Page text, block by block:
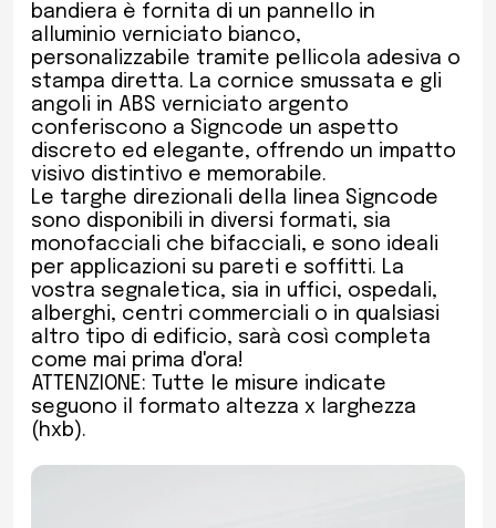
bandiera è fornita di un pannello in
alluminio verniciato bianco,
personalizzabile tramite pellicola adesiva o
stampa diretta. La cornice smussata e gli
angoli in ABS verniciato argento
conferiscono a Signcode un aspetto
discreto ed elegante, offrendo un impatto
visivo distintivo e memorabile.
Le targhe direzionali della linea Signcode
sono disponibili in diversi formati, sia
monofacciali che bifacciali, e sono ideali
per applicazioni su pareti e soffitti. La
vostra segnaletica, sia in uffici, ospedali,
alberghi, centri commerciali o in qualsiasi
altro tipo di edificio, sarà così completa
come mai prima d'ora!
ATTENZIONE: Tutte le misure indicate
seguono il formato altezza x larghezza
(hxb).